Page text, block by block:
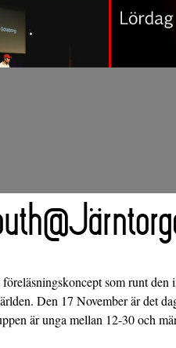
som runt den
Den 17 November är det
är unga mellan 12-30 och